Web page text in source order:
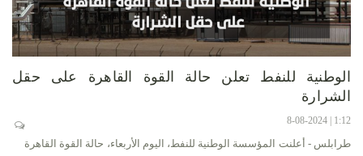
الوطنية للنفط تعلن حالة القوة القاهرة على حقل
الشرارة
1:12 | 8-08-2024
طرابلس - أعلنت المؤسسة الوطنية للنفط، اليوم الأربعاء، حالة القوة القاهرة